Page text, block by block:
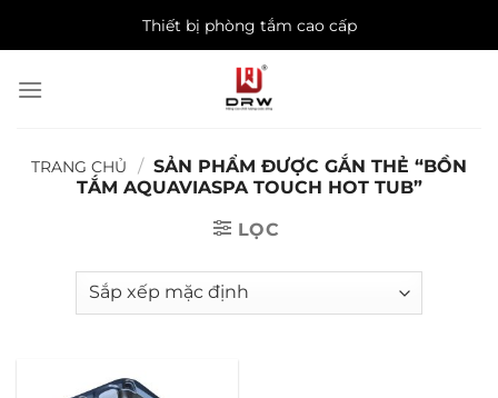
Thiết bị phòng tắm cao cấp
TRANG CHỦ / SẢN PHẨM ĐƯỢC GẮN THẺ “BỒN
TẮM AQUAVIASPA TOUCH HOT TUB”
LỌC